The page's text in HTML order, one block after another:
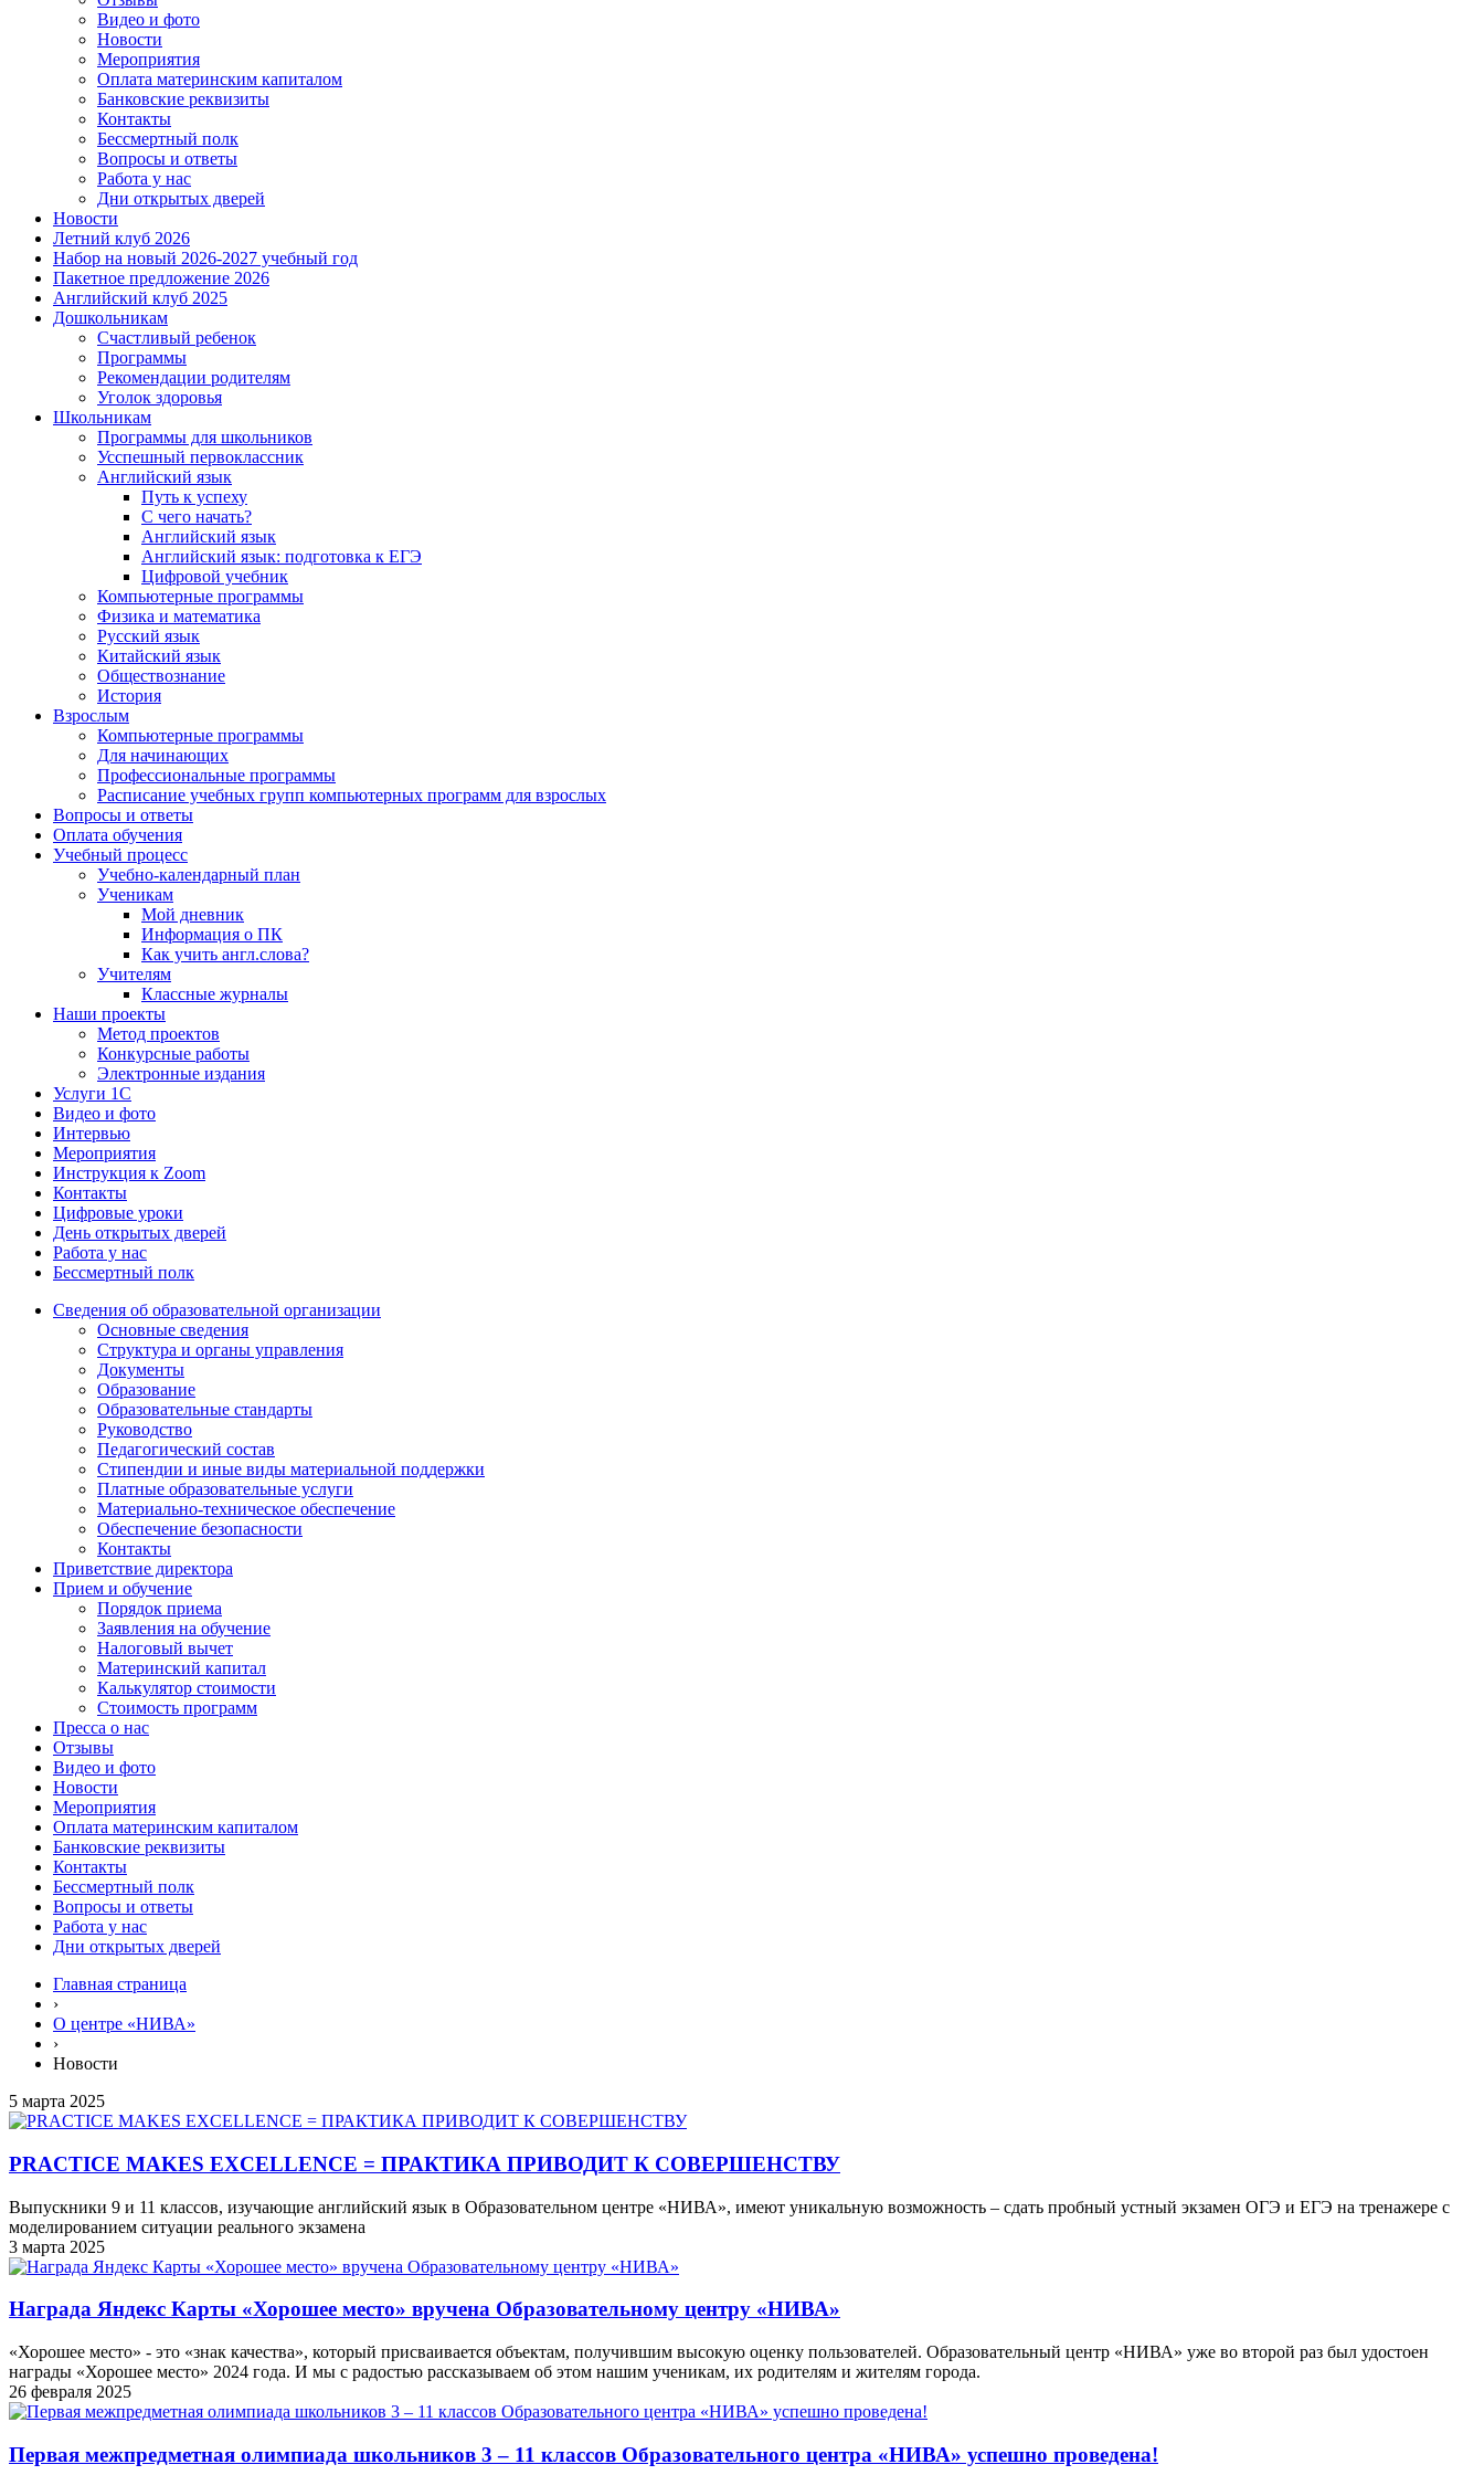
Видео и фото
Новости
Мероприятия
Оплата материнским капиталом
Банковские реквизиты
Контакты
Бессмертный полк
Вопросы и ответы
Работа у нас
Дни открытых дверей
Новости
Летний клуб 2026
Набор на новый 2026-2027 учебный год
Пакетное предложение 2026
Английский клуб 2025
Дошкольникам
Счастливый ребенок
Программы
Рекомендации родителям
Уголок здоровья
Школьникам
Программы для школьников
Усспешный первоклассник
Английский язык
Путь к успеху
С чего начать?
Английский язык
Английский язык: подготовка к ЕГЭ
Цифровой учебник
Компьютерные программы
Физика и математика
Русский язык
Китайский язык
Обществознание
История
Взрослым
Компьютерные программы
Для начинающих
Профессиональные программы
Расписание учебных групп компьютерных программ для взрослых
Вопросы и ответы
Оплата обучения
Учебный процесс
Учебно-календарный план
Ученикам
Мой дневник
Информация о ПК
Как учить англ.слова?
Учителям
Классные журналы
Наши проекты
Метод проектов
Конкурсные работы
Электронные издания
Услуги 1C
Видео и фото
Интервью
Мероприятия
Инструкция к Zoom
Контакты
Цифровые уроки
День открытых дверей
Работа у нас
Бессмертный полк
Сведения об образовательной организации
Основные сведения
Структура и органы управления
Документы
Образование
Образовательные стандарты
Руководство
Педагогический состав
Стипендии и иные виды материальной поддержки
Платные образовательные услуги
Материально-техническое обеспечение
Обеспечение безопасности
Контакты
Приветствие директора
Прием и обучение
Порядок приема
Заявления на обучение
Налоговый вычет
Материнский капитал
Калькулятор стоимости
Стоимость программ
Пресса о нас
Отзывы
Видео и фото
Новости
Мероприятия
Оплата материнским капиталом
Банковские реквизиты
Контакты
Бессмертный полк
Вопросы и ответы
Работа у нас
Дни открытых дверей
Главная страница
›
О центре «НИВА»
›
Новости
5 марта 2025
PRACTICE MAKES EXCELLENCE = ПРАКТИКА ПРИВОДИТ К СОВЕРШЕНСТВУ
Выпускники 9 и 11 классов, изучающие английский язык в Образовательном центре «НИВА», имеют уникальную возможность – сдать пробный устный экзамен ОГЭ и ЕГЭ на тренажере с
моделированием ситуации реального экзамена
3 марта 2025
Награда Яндекс Карты «Хорошее место» вручена Образовательному центру «НИВА»
«Хорошее место» - это «знак качества», который присваивается объектам, получившим высокую оценку пользователей. Образовательный центр «НИВА» уже во второй раз был удостоен
награды «Хорошее место» 2024 года. И мы с радостью рассказываем об этом нашим ученикам, их родителям и жителям города.
26 февраля 2025
Первая межпредметная олимпиада школьников 3 – 11 классов Образовательного центра «НИВА» успешно проведена!